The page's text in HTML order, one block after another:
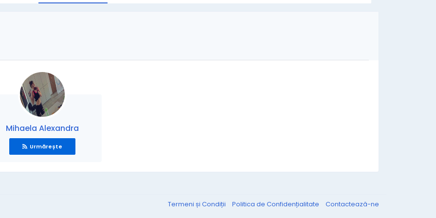
Mihaela Alexandra
Urmărește
Termeni și Condiții Politica de Confidențialitate Contactează-ne